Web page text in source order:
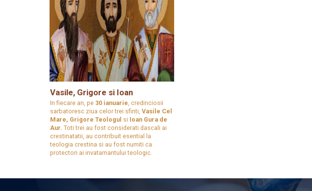
Vasile, Grigore si Ioan
In fiecare an, pe 30 ianuarie, credinciosii
sarbatoresc ziua celor trei sfinti, Vasile Cel
Mare, Grigore Teologul si Ioan Gura de
Aur. Toti trei au fost considerati dascali ai
crestinatatii, au contribuit esential la
teologia crestina si au fost numiti ca
protectori ai invatamantului teologic.